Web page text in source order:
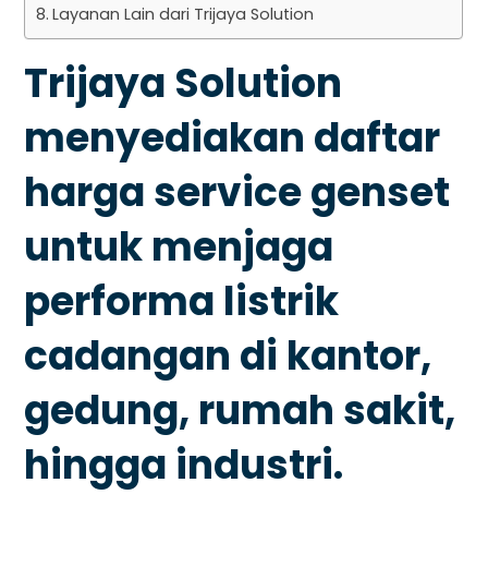
Layanan Lain dari Trijaya Solution
Trijaya Solution
menyediakan daftar
harga service genset
untuk menjaga
performa listrik
cadangan di kantor,
gedung, rumah sakit,
hingga industri.